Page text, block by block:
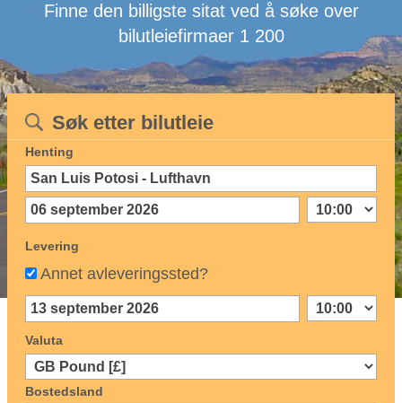
Finne den billigste sitat ved å søke over
bilutleiefirmaer 1 200
Søk etter bilutleie
Henting
Levering
Annet avleveringssted?
Valuta
Bostedsland